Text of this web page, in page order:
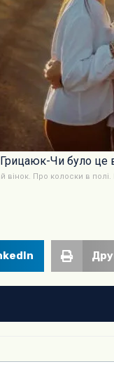
Чи було це
Про колоски в